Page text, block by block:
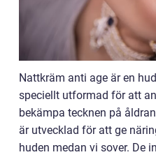
Nattkräm anti age är en
speciellt utformad för att
bekämpa tecknen på
är utvecklad för att ge
huden medan vi sover. De